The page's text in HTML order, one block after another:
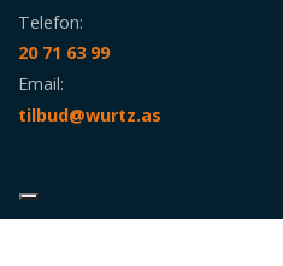
Telefon:
20 71 63 99
Email:
tilbud@wurtz.as
Cookiepolitik